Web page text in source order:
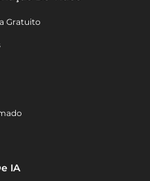
Gratuito
IA